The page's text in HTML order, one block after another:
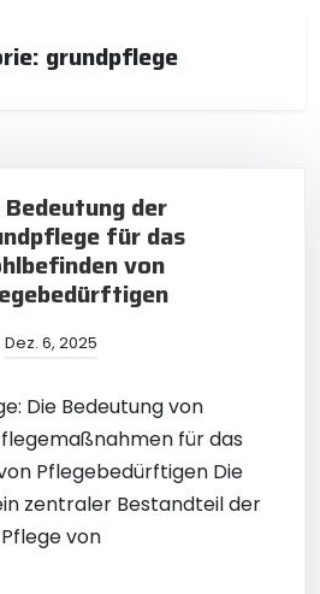
grundpflege
Bedeutung der
für das
von
Dez. 6, 2025
Die Bedeutung von
für das
Pflegebedürftigen Die
zentraler Bestandteil der
Pflege von